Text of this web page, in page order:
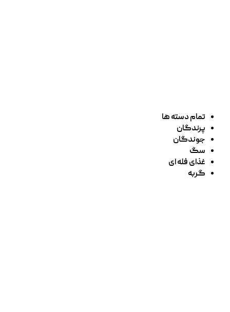
تمام دسته ها
پرندگان
جوندگان
سگ
غذای فله ای
گربه